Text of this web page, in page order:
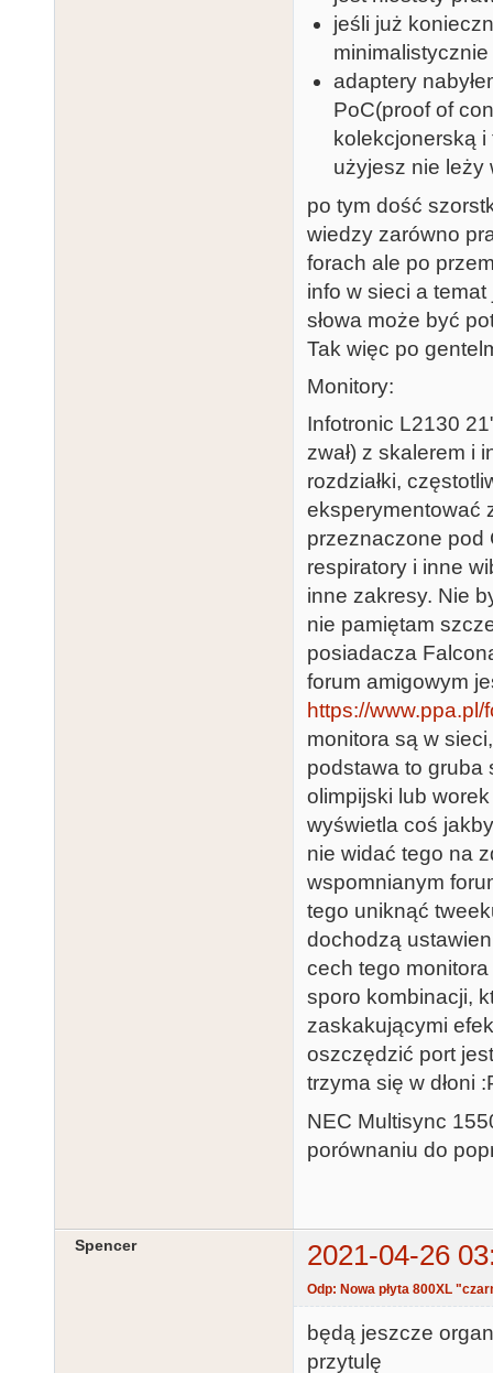
jeśli już
adaptery
PoC(proof of
kolekcjonerską
użyjesz nie leży
po tym dość
wiedzy zarówno
forach ale po
info w sieci a
słowa może być
Tak więc po
Monitory:
Infotronic L2130
zwał) z skalerem i
rozdziałki,
eksperymentować
przeznaczone pod
respiratory i inne
inne zakresy. Nie
nie pamiętam
posiadacza
forum amigowym
https://
monitora są w
podstawa to gruba
olimpijski lub
wyświetla coś
nie widać tego na
wspomnianym
tego uniknąć
dochodzą
cech tego
sporo kombinacji,
zaskakującymi
oszczędzić port
trzyma się w dłoni
NEC Multisync
porównaniu do
Spencer 2021-04-26
Odp: Nowa płyta 800XL
będą jeszcze
przytulę